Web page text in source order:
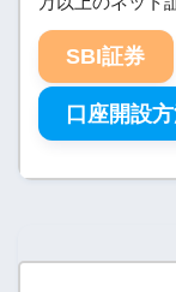
SBI証券
口座開設